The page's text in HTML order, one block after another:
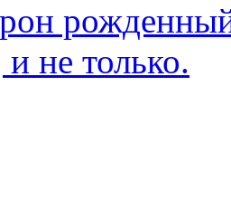
не только.